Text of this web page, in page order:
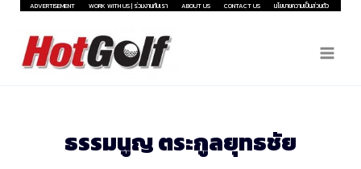
Skip
content
ADVERTISEMENT WORK WITH US | ร่วมงานกับเรา ABOUT US CONTACT US นโยบายความเป็นส่วนตัว
ธรรมนูญ ตระกูลยุทธชัย